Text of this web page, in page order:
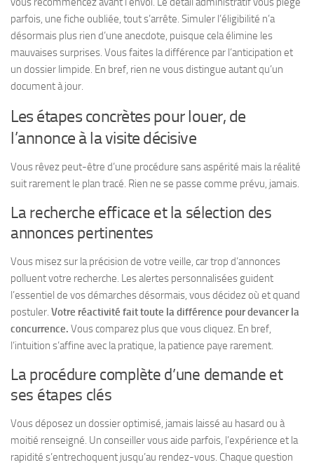
parfois, une fiche oubliée, tout s’arrête. Simuler l’éligibilité n’a
désormais plus rien d’une anecdote, puisque cela élimine les
mauvaises surprises. Vous faites la différence par l’anticipation et
un dossier limpide. En bref, rien ne vous distingue autant qu’un
document à jour.
Les étapes concrètes pour louer, de
l’annonce à la visite décisive
Vous rêvez peut-être d’une procédure sans aspérité mais la réalité
suit rarement le plan tracé. Rien ne se passe comme prévu, jamais.
La recherche efficace et la sélection des
annonces pertinentes
Vous misez sur la précision de votre veille, car trop d’annonces
polluent votre recherche. Les alertes personnalisées guident
l’essentiel de vos démarches désormais, vous décidez où et quand
postuler. Votre réactivité fait toute la différence pour devancer la
concurrence. Vous comparez plus que vous cliquez. En bref,
l’intuition s’affine avec la pratique, la patience paye rarement.
La procédure complète d’une demande et
ses étapes clés
Vous déposez un dossier optimisé, jamais laissé au hasard ou à
moitié renseigné. Un conseiller vous aide parfois, l’expérience et la
rapidité s’entrechoquent jusqu’au rendez-vous. Chaque question